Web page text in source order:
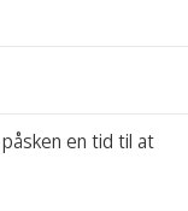
en tid til at